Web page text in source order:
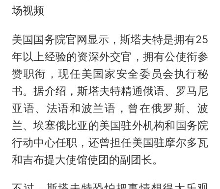
场视频
美国国务院官网显示，斯塔夫特是拥有25
年以上经验的资深外交官，拥有公使衔参
赞职衔，现任美国家安全委员会执行秘
书。据介绍，斯塔夫特精通俄语、罗马尼
亚语、法语和波兰语，曾在俄罗斯、波
兰、埃塞俄比亚的美国驻外机构和国务院
行动中心任职，还曾担任美国驻摩尔多瓦
和吉布提大使馆使团的副团长。